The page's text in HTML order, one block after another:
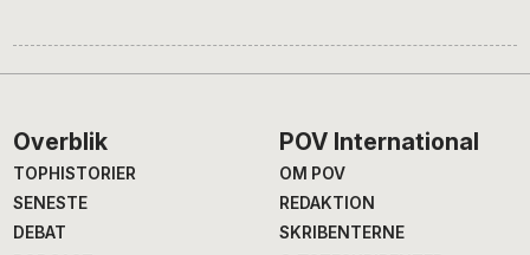
Footer
Overblik
TOPHISTORIER
SENESTE
DEBAT
POV International
OM POV
REDAKTION
SKRIBENTERNE